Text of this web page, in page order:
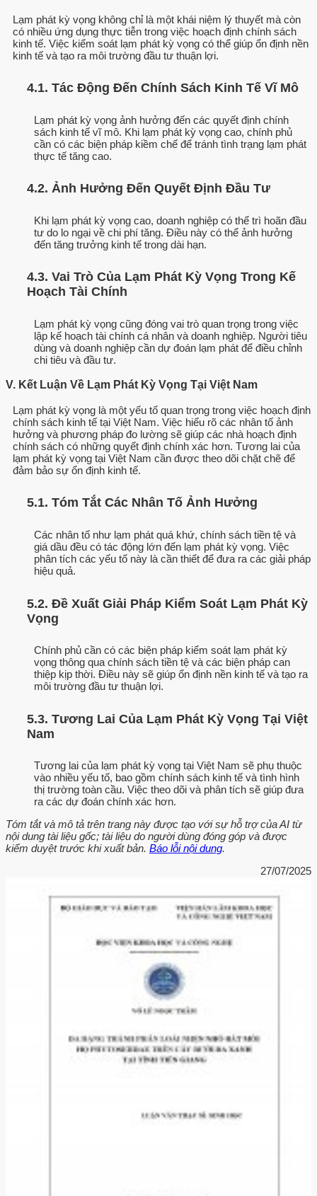
Lạm phát kỳ vọng không chỉ là một khái niệm lý thuyết mà còn
có nhiều ứng dụng thực tiễn trong việc hoạch định chính sách
kinh tế. Việc kiểm soát lạm phát kỳ vọng có thể giúp ổn định nền
kinh tế và tạo ra môi trường đầu tư thuận lợi.
4.1. Tác Động Đến Chính Sách Kinh Tế Vĩ Mô
Lạm phát kỳ vọng ảnh hưởng đến các quyết định chính
sách kinh tế vĩ mô. Khi lạm phát kỳ vọng cao, chính phủ
cần có các biện pháp kiềm chế để tránh tình trạng lạm phát
thực tế tăng cao.
4.2. Ảnh Hưởng Đến Quyết Định Đầu Tư
Khi lạm phát kỳ vọng cao, doanh nghiệp có thể trì hoãn đầu
tư do lo ngại về chi phí tăng. Điều này có thể ảnh hưởng
đến tăng trưởng kinh tế trong dài hạn.
4.3. Vai Trò Của Lạm Phát Kỳ Vọng Trong Kế
Hoạch Tài Chính
Lạm phát kỳ vọng cũng đóng vai trò quan trọng trong việc
lập kế hoạch tài chính cá nhân và doanh nghiệp. Người tiêu
dùng và doanh nghiệp cần dự đoán lạm phát để điều chỉnh
chi tiêu và đầu tư.
V. Kết Luận Về Lạm Phát Kỳ Vọng Tại Việt Nam
Lạm phát kỳ vọng là một yếu tố quan trọng trong việc hoạch định
chính sách kinh tế tại Việt Nam. Việc hiểu rõ các nhân tố ảnh
hưởng và phương pháp đo lường sẽ giúp các nhà hoạch định
chính sách có những quyết định chính xác hơn. Tương lai của
lạm phát kỳ vọng tại Việt Nam cần được theo dõi chặt chẽ để
đảm bảo sự ổn định kinh tế.
5.1. Tóm Tắt Các Nhân Tố Ảnh Hưởng
Các nhân tố như lạm phát quá khứ, chính sách tiền tệ và
giá dầu đều có tác động lớn đến lạm phát kỳ vọng. Việc
phân tích các yếu tố này là cần thiết để đưa ra các giải pháp
hiệu quả.
5.2. Đề Xuất Giải Pháp Kiểm Soát Lạm Phát Kỳ
Vọng
Chính phủ cần có các biện pháp kiểm soát lạm phát kỳ
vọng thông qua chính sách tiền tệ và các biện pháp can
thiệp kịp thời. Điều này sẽ giúp ổn định nền kinh tế và tạo ra
môi trường đầu tư thuận lợi.
5.3. Tương Lai Của Lạm Phát Kỳ Vọng Tại Việt
Nam
Tương lai của lạm phát kỳ vọng tại Việt Nam sẽ phụ thuộc
vào nhiều yếu tố, bao gồm chính sách kinh tế và tình hình
thị trường toàn cầu. Việc theo dõi và phân tích sẽ giúp đưa
ra các dự đoán chính xác hơn.
Tóm tắt và mô tả trên trang này được tạo với sự hỗ trợ của AI từ
nội dung tài liệu gốc; tài liệu do người dùng đóng góp và được
kiểm duyệt trước khi xuất bản. Báo lỗi nội dung.
27/07/2025